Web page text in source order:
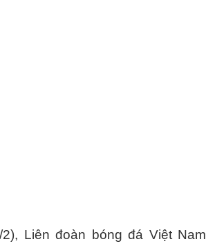
Liên đoàn bóng đá Việt Nam